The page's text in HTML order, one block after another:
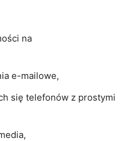
na
e-mailowe,
się telefonów z prostymi